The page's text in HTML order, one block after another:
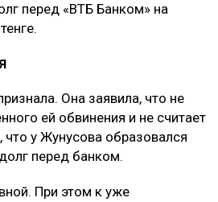
перед «ВТБ Банком» на
Она заявила, что не
ей обвинения и не считает
что у Жунусова образовался
перед банком.
При этом к уже